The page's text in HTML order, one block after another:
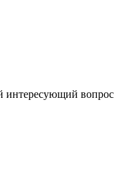
интересующий вопрос